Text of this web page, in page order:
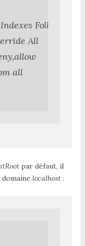
Indexes
All
all
par défaut, il
localhost: